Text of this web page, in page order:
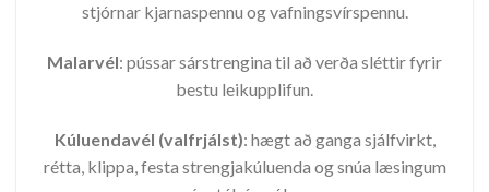
stjórnar kjarnaspennu og vafningsvírspennu.
Malarvél: pússar sárstrengina til að verða sléttir fyrir
bestu leikupplifun.
Kúluendavél (valfrjálst): hægt að ganga sjálfvirkt,
rétta, klippa, festa strengjakúluenda og snúa læsingum